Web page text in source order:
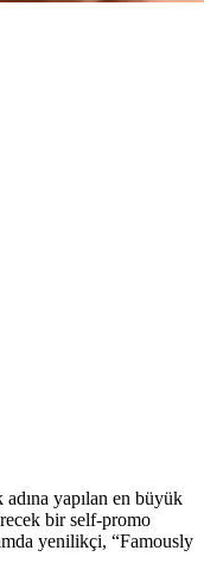
adına yapılan en büyük
bir self-promo
yenilikçi, “Famously